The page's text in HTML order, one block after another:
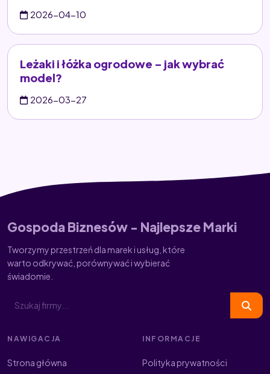
2026-04-10
Leżaki i łóżka ogrodowe – jak wybrać
model?
2026-03-27
Gospoda Biznesów - Najlepsze Marki
Tworzymy przestrzeń dla marek i usług, które
warto odkrywać, porównywać i wybierać
świadomie.
NAWIGACJA
Strona główna
INFORMACJE
Polityka prywatności